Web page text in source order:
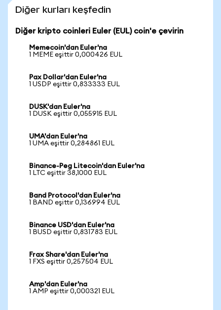
Diğer kurları keşfedin
Diğer kripto coinleri Euler (EUL) coin'e çevirin
Memecoin'dan Euler'na
1 MEME eşittir 0,000426 EUL
Pax Dollar'dan Euler'na
1 USDP eşittir 0,833333 EUL
DUSK'dan Euler'na
1 DUSK eşittir 0,055915 EUL
UMA'dan Euler'na
1 UMA eşittir 0,284861 EUL
Binance-Peg Litecoin'dan Euler'na
1 LTC eşittir 38,1000 EUL
Band Protocol'dan Euler'na
1 BAND eşittir 0,136994 EUL
Binance USD'dan Euler'na
1 BUSD eşittir 0,831783 EUL
Frax Share'dan Euler'na
1 FXS eşittir 0,257504 EUL
Amp'dan Euler'na
1 AMP eşittir 0,000321 EUL